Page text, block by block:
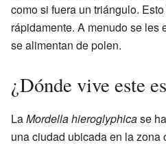
como si fuera un triángulo.
rápidamente. A menudo se les
se alimentan de polen.
¿Dónde vive este
LaMordella hieroglyphicase
una ciudad ubicada en la zona